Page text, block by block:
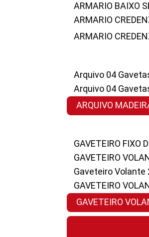
ARMARIO BAIXO
ARMARIO
ARMARIO
Arquivo 04
Arquivo 04
ARQUIVO
GAVETEIRO FIXO
GAVETEIRO
Gaveteiro
GAVETEIRO
GAVETEIRO